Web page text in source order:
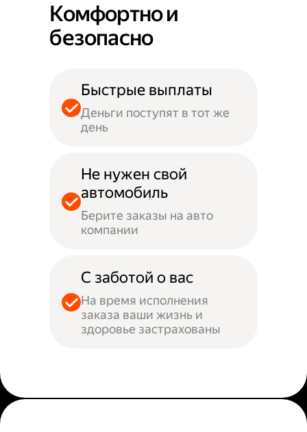
Комфортно и
безопасно
Быстрые выплаты
Деньги поступят в тот же
день
Не нужен свой
автомобиль
Берите заказы на авто
компании
С заботой о вас
На время исполнения
заказа ваши жизнь и
здоровье застрахованы